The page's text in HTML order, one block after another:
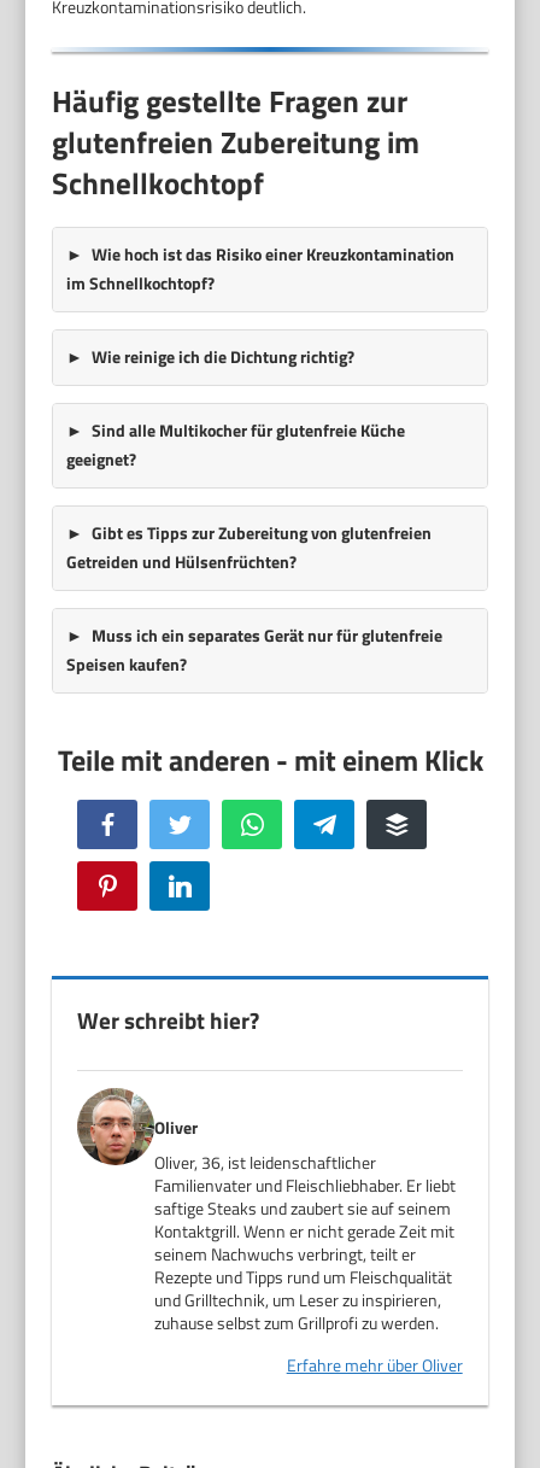
Kreuzkontaminationsrisiko deutlich.
Häufig gestellte Fragen zur
glutenfreien Zubereitung im
Schnellkochtopf
Wie hoch ist das Risiko einer Kreuzkontamination
im Schnellkochtopf?
Wie reinige ich die Dichtung richtig?
Sind alle Multikocher für glutenfreie Küche
geeignet?
Gibt es Tipps zur Zubereitung von glutenfreien
Getreiden und Hülsenfrüchten?
Muss ich ein separates Gerät nur für glutenfreie
Speisen kaufen?
Facebook Twitter WhatsApp Telegram Buffer
Pinterest LinkedIn
Wer schreibt hier?
Oliver
Oliver, 36, ist leidenschaftlicher
Familienvater und Fleischliebhaber. Er liebt
saftige Steaks und zaubert sie auf seinem
Kontaktgrill. Wenn er nicht gerade Zeit mit
seinem Nachwuchs verbringt, teilt er
Rezepte und Tipps rund um Fleischqualität
und Grilltechnik, um Leser zu inspirieren,
zuhause selbst zum Grillprofi zu werden.
Erfahre mehr über Oliver